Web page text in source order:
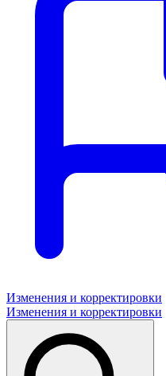
Изменения и корректировки
Изменения и корректировки